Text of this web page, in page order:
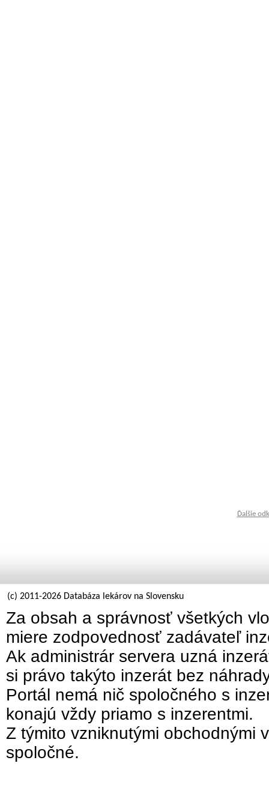
Ďalšie
(c) 2011-2026 Databáza lekárov na Slovensku
Za obsah a správnosť všetkých
miere zodpovednosť zadávateľ
Ak administrár servera uzná
si právo takýto inzerát bez
Portál nemá nič spoločného s
konajú vždy priamo s inzerentmi.
Z týmito vzniknutými obchodnými
spoločné.